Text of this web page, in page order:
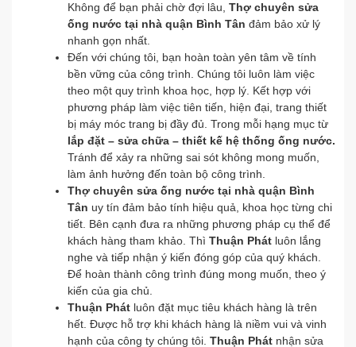
Không để bạn phải chờ đợi lâu, Thợ chuyên sửa
ống nước tại nhà quận Bình Tân đảm bảo xử lý
nhanh gọn nhất.
Đến với chúng tôi, bạn hoàn toàn yên tâm về tính
bền vững của công trình. Chúng tôi luôn làm việc
theo một quy trình khoa học, hợp lý. Kết hợp với
phương pháp làm việc tiên tiến, hiện đại, trang thiết
bị máy móc trang bị đầy đủ. Trong mỗi hạng mục từ
lắp đặt – sửa chữa – thiết kế hệ thống ống nước.
Tránh để xảy ra những sai sót không mong muốn,
làm ảnh hưởng đến toàn bộ công trình.
Thợ chuyên sửa ống nước tại nhà quận Bình
Tân uy tín đảm bảo tính hiệu quả, khoa học từng chi
tiết. Bên cạnh đưa ra những phương pháp cụ thể để
khách hàng tham khảo. Thì Thuận Phát luôn lắng
nghe và tiếp nhận ý kiến đóng góp của quý khách.
Để hoàn thành công trình đúng mong muốn, theo ý
kiến của gia chủ.
Thuận Phát luôn đặt mục tiêu khách hàng là trên
hết. Được hỗ trợ khi khách hàng là niềm vui và vinh
hạnh của công ty chúng tôi. Thuận Phát nhận sửa